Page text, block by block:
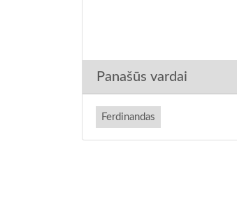
Panašūs vardai
Ferdinandas